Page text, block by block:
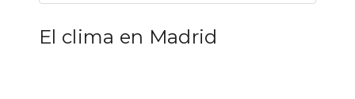
El clima en Madrid